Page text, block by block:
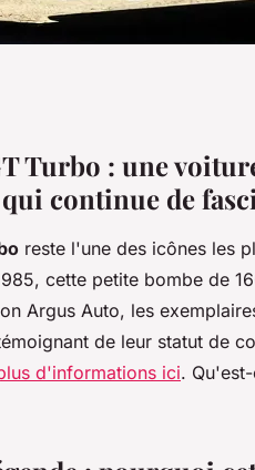
:
Turbo : une
qui continue de
reste l'une des icônes les
cette petite bombe de
Argus Auto, les
de leur statut de
d'informations ici.